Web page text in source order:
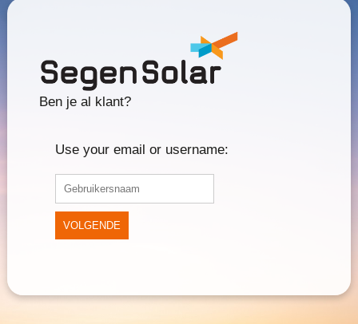
Ben je al klant?
Use your email or username:
VOLGENDE